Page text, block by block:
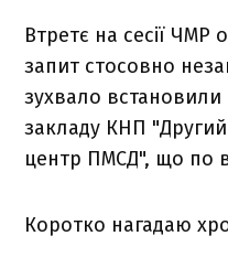
Втретє на сесії ЧМР
запит стосовно
зухвало встановили
закладу КНП
центр ПМСД", що по
Коротко нагадаю